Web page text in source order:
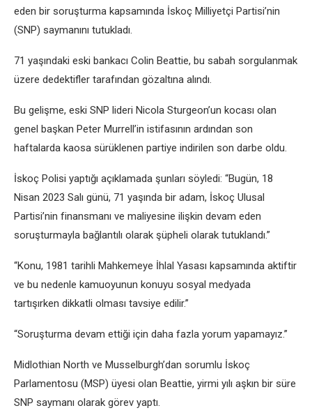
eden bir soruşturma kapsamında İskoç Milliyetçi Partisi’nin
(SNP) saymanını tutukladı.
71 yaşındaki eski bankacı Colin Beattie, bu sabah sorgulanmak
üzere dedektifler tarafından gözaltına alındı.
Bu gelişme, eski SNP lideri Nicola Sturgeon’un kocası olan
genel başkan Peter Murrell’in istifasının ardından son
haftalarda kaosa sürüklenen partiye indirilen son darbe oldu.
İskoç Polisi yaptığı açıklamada şunları söyledi: “Bugün, 18
Nisan 2023 Salı günü, 71 yaşında bir adam, İskoç Ulusal
Partisi’nin finansmanı ve maliyesine ilişkin devam eden
soruşturmayla bağlantılı olarak şüpheli olarak tutuklandı.”
“Konu, 1981 tarihli Mahkemeye İhlal Yasası kapsamında aktiftir
ve bu nedenle kamuoyunun konuyu sosyal medyada
tartışırken dikkatli olması tavsiye edilir.”
“Soruşturma devam ettiği için daha fazla yorum yapamayız.”
Midlothian North ve Musselburgh’dan sorumlu İskoç
Parlamentosu (MSP) üyesi olan Beattie, yirmi yılı aşkın bir süre
SNP saymanı olarak görev yaptı.